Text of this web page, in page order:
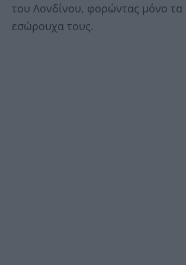
του Λονδίνου, φορώντας μόνο τα
εσώρουχα τους.